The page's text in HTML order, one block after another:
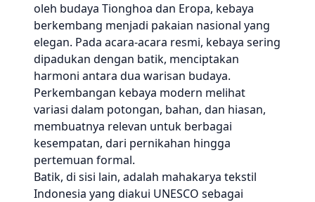
oleh budaya Tionghoa dan Eropa, kebaya
berkembang menjadi pakaian nasional yang
elegan. Pada acara-acara resmi, kebaya sering
dipadukan dengan batik, menciptakan
harmoni antara dua warisan budaya.
Perkembangan kebaya modern melihat
variasi dalam potongan, bahan, dan hiasan,
membuatnya relevan untuk berbagai
kesempatan, dari pernikahan hingga
pertemuan formal.
Batik, di sisi lain, adalah mahakarya tekstil
Indonesia yang diakui UNESCO sebagai